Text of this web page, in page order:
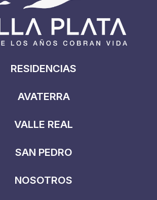
RESIDENCIAS
AVATERRA
VALLE REAL
SAN PEDRO
NOSOTROS